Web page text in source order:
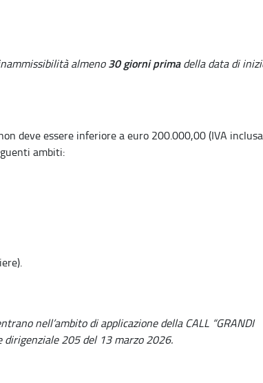
almeno30 giorni primadella data di
deve essere inferiore a euro 200.000,00 (IVA
ambiti:
nell’ambito di applicazione della CALL “GRANDI
dirigenziale 205 del 13 marzo 2026.